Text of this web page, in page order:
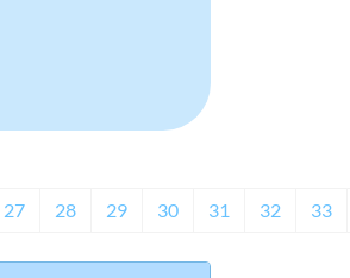
27 28 29 30 31 32 33